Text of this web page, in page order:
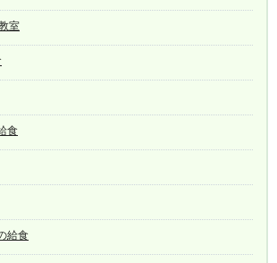
室
食
給食